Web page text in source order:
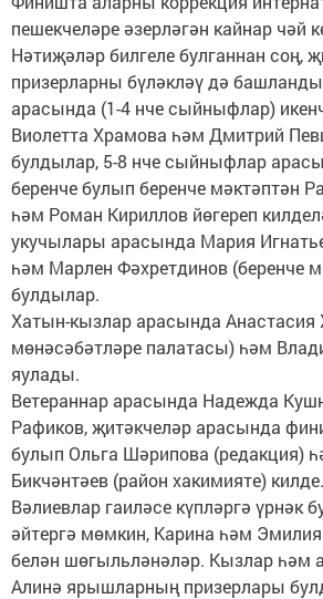
пешекчеләре әзерләгән кайнар чәй
Нәтиҗәләр билгеле булганнан соң,
призерларны бүләкләү дә
арасында (1-4 нче сыйныфлар)
Виолетта Храмова һәм Дмитрий
булдылар, 5-8 нче сыйныфлар
беренче булып беренче мәктәптән
һәм Роман Кириллов йөгереп
укучылары арасында Мария
һәм Марлен Фәхретдинов (беренче
булдылар.
Хатын-кызлар арасында Анастасия
мөнәсәбәтләре палатасы) һәм
яулады.
Ветераннар арасында Надежда
Рафиков, җитәкчеләр арасында
булып Ольга Шәрипова (редакция)
Бикчәнтәев (район хакимияте) килде.
Вәлиевлар гаиләсе күпләргә үрнәк
әйтергә мөмкин, Карина һәм
белән шөгыльләнәләр. Кызлар һәм
Алинә ярышларның призерлары